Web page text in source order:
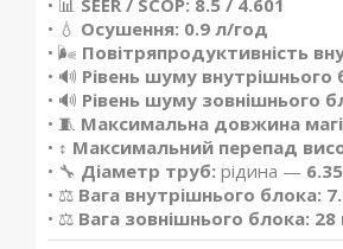
• 📊 SEER / SCOP: 8.5 / 4.601
• 💧 Осушення: 0.9 л/год
• 🌬️ Повітряпродуктивність
• 🔊 Рівень шуму внутрішнього
• 🔊 Рівень шуму зовнішнього
• 🧵 Максимальна довжина
• ↕️ Максимальний перепад
• 🔧 Діаметр труб: рідина —
• ⚖️ Вага внутрішнього блока:
• ⚖️ Вага зовнішнього блока: 28